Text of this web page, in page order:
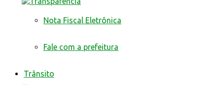
Nota Fiscal Eletrônica
Fale com a prefeitura
Trânsito